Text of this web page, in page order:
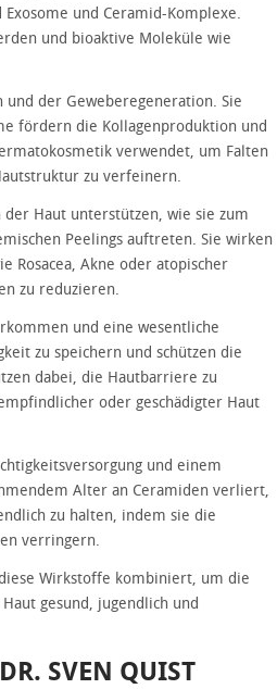
und Ceramid-Komplexe.
und bioaktive Moleküle wie
der Geweberegeneration. Sie
fördern die Kollagenproduktion und
verwendet, um Falten
zu verfeinern.
Haut unterstützen, wie sie zum
Peelings auftreten. Sie wirken
Rosacea, Akne oder atopischer
zu reduzieren.
und eine wesentliche
zu speichern und schützen die
dabei, die Hautbarriere zu
oder geschädigter Haut
und einem
Alter an Ceramiden verliert,
zu halten, indem sie die
verringern.
Wirkstoffe kombiniert, um die
gesund, jugendlich und
SVEN QUIST